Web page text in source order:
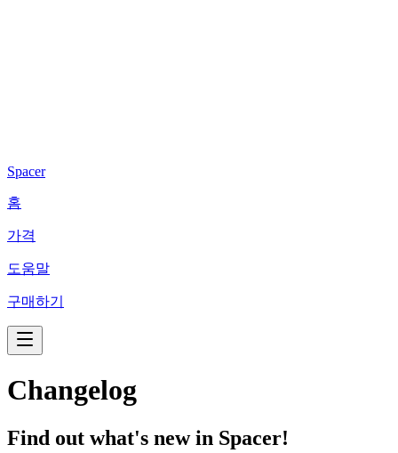
Spacer
홈
가격
도움말
구매하기
Changelog
Find out what's new in Spacer!